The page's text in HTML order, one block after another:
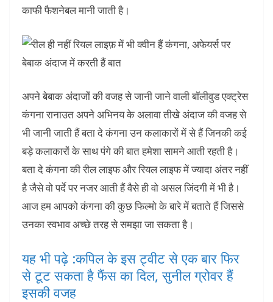
काफी फैशनेबल मानी जाती है।
अपने बेबाक अंदाजों की वजह से जानी जाने वाली बॉलीवुड एक्‍ट्रेस
कंगना रानाउत अपने अभिनय के अलावा तीखे अंदाज की वजह से
भी जानी जाती हैं बता दे कंगना उन कलाकारों में से हैं जिनकी कई
बड़े कलाकारों के साथ पंगे की बात हमेशा सामने आती रहती है।
बता दे कंगना की रील लाइफ और रियल लाइफ में ज्यादा अंतर नहीं
है जैसे वो पर्दे पर नजर आती हैं वैसे ही वो असल जिंदगी में भी है।
आज हम आपको कंगना की कुछ फिल्मो के बारे में बताते हैं जिससे
उनका स्वभाव अच्छे तरह से समझा जा सकता है।
यह भी पढ़े :कपिल के इस ट्वीट से एक बार फिर
से टूट सकता है फैंस का दिल, सुनील ग्रोवर हैं
इसकी वजह